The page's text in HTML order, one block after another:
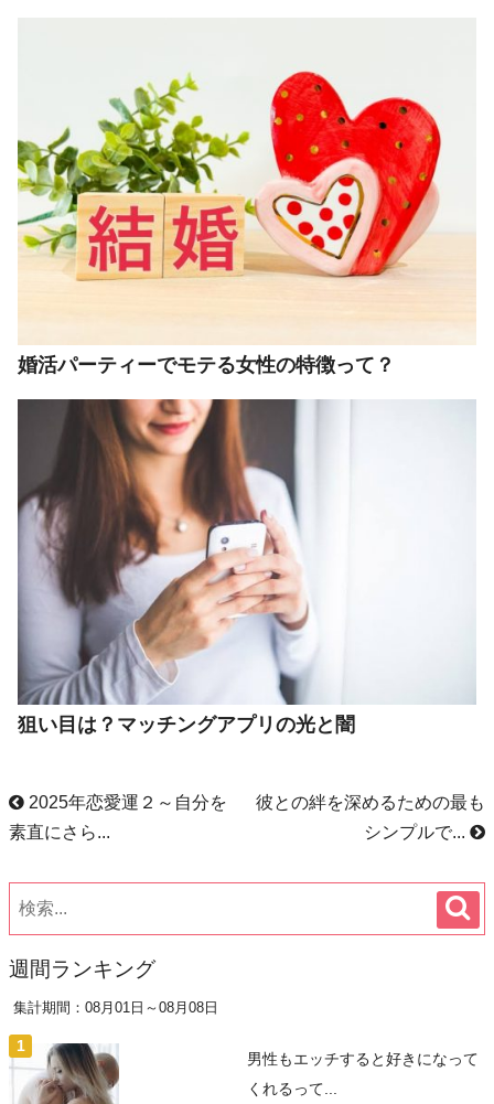
婚活パーティーでモテる女性の特徴って？
狙い目は？マッチングアプリの光と闇
2025年恋愛運２～自分を
素直にさら...
彼との絆を深めるための最も
シンプルで...
週間ランキング
集計期間：08月01日～08月08日
男性もエッチすると好きになって
くれるって...